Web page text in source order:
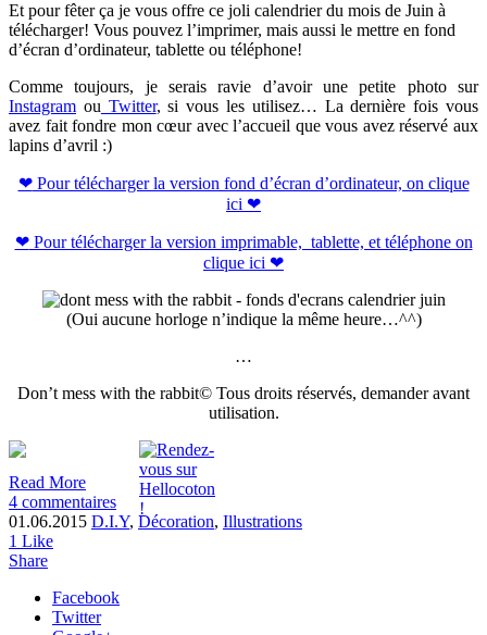
Et pour fêter ça je vous offre ce joli calendrier du mois de Juin à
télécharger! Vous pouvez l’imprimer, mais aussi le mettre en fond
d’écran d’ordinateur, tablette ou téléphone!
Comme toujours, je serais ravie d’avoir une petite photo sur
Instagram ou Twitter, si vous les utilisez… La dernière fois vous
avez fait fondre mon cœur avec l’accueil que vous avez réservé aux
lapins d’avril :)
❤Pour télécharger la version fond d’écran d’ordinateur, on clique
ici ❤
❤Pour télécharger la version imprimable, tablette, et téléphone on
clique ici ❤
(Oui aucune horloge n’indique la même heure…^^)
…
Don’t mess with the rabbit© Tous droits réservés, demander avant
utilisation.
Read More
4 commentaires
01.06.2015 D.I.Y, Décoration, Illustrations
1 Like
Share
Facebook
Twitter